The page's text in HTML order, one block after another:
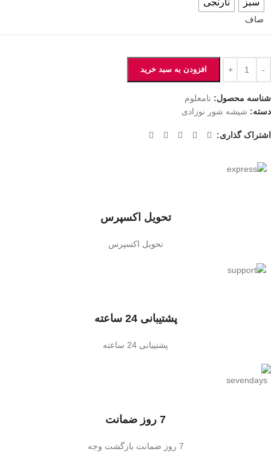
سبز نارنجی
صاف
افزودن به سبد خرید
شناسه محصول: نامعلوم
دسته: شیشه شور نوزادی
اشتراک گذاری:
تحویل اکسپرس
تحویل اکسپرس
پشتیبانی 24 ساعته
پشتیبانی 24 ساعته
7 روز ضمانت
7 روز ضمانت بازگشت وجه